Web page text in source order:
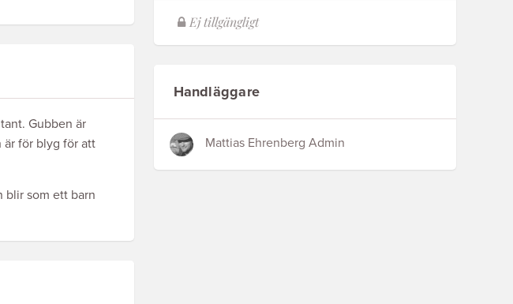
Gubben är
är för blyg för att
blir som ett barn
Handläggare
Mattias Ehrenberg Admin